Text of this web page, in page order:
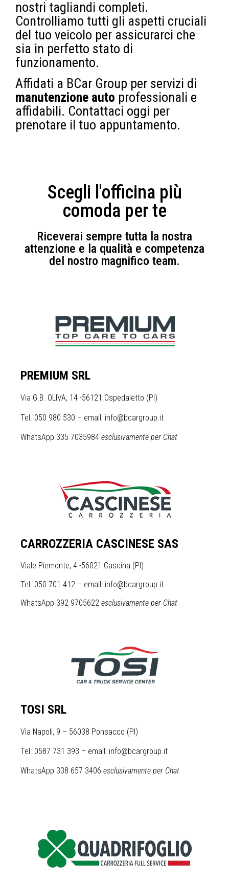
nostri tagliandi completi.
Controlliamo tutti gli aspetti cruciali
del tuo veicolo per assicurarci che
sia in perfetto stato di
funzionamento.
Affidati a BCar Group per servizi di
manutenzione auto professionali e
affidabili. Contattaci oggi per
prenotare il tuo appuntamento.
Scegli l'officina più
comoda per te
Riceverai sempre tutta la nostra
attenzione e la qualità e competenza
del nostro magnifico team.
PREMIUM SRL
Via G.B. OLIVA, 14 -56121 Ospedaletto (PI)
Tel. 050 980 530 – email: info@bcargroup.it
WhatsApp 335 7035984 esclusivamente per Chat
CARROZZERIA CASCINESE SAS
Viale Piemonte, 4 -56021 Cascina (PI)
Tel. 050 701 412 – email: info@bcargroup.it
WhatsApp 392 9705622 esclusivamente per Chat
TOSI SRL
Via Napoli, 9 – 56038 Ponsacco (PI)
Tel. 0587 731 393 – email: info@bcargroup.it
WhatsApp 338 657 3406 esclusivamente per Chat